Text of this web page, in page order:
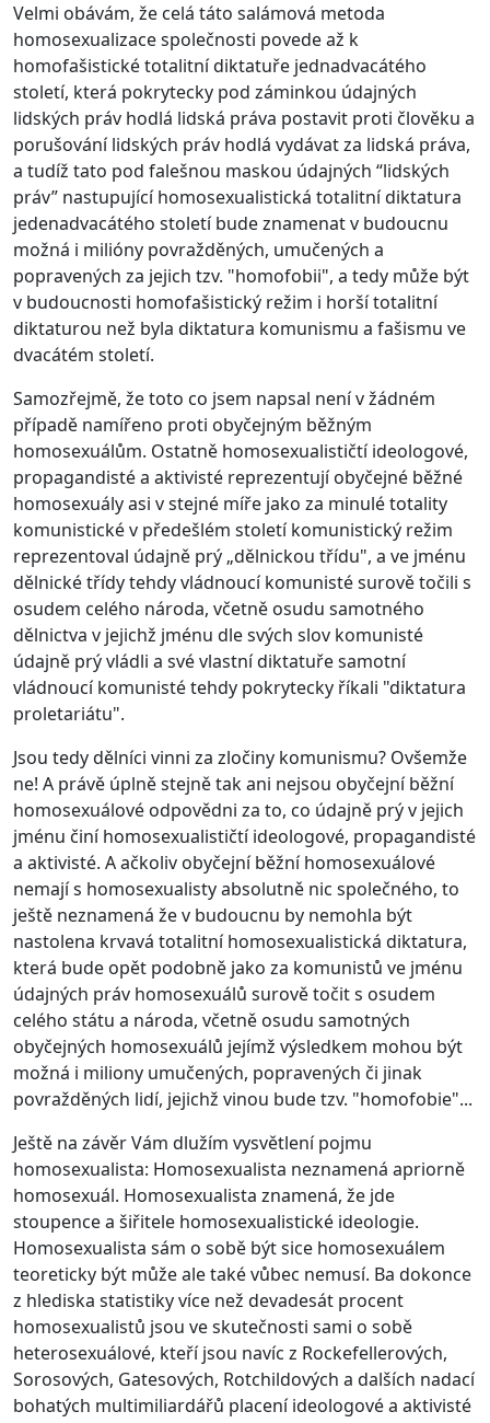
Velmi obávám, že celá táto salámová metoda
homosexualizace společnosti povede až k
homofašistické totalitní diktatuře jednadvacátého
století, která pokrytecky pod záminkou údajných
lidských práv hodlá lidská práva postavit proti člověku a
porušování lidských práv hodlá vydávat za lidská práva,
a tudíž tato pod falešnou maskou údajných “lidských
práv” nastupující homosexualistická totalitní diktatura
jedenadvacátého století bude znamenat v budoucnu
možná i milióny povražděných, umučených a
popravených za jejich tzv. "homofobii", a tedy může být
v budoucnosti homofašistický režim i horší totalitní
diktaturou než byla diktatura komunismu a fašismu ve
dvacátém století.
Samozřejmě, že toto co jsem napsal není v žádném
případě namířeno proti obyčejným běžným
homosexuálům. Ostatně homosexualističtí ideologové,
propagandisté a aktivisté reprezentují obyčejné běžné
homosexuály asi v stejné míře jako za minulé totality
komunistické v předešlém století komunistický režim
reprezentoval údajně prý „dělnickou třídu", a ve jménu
dělnické třídy tehdy vládnoucí komunisté surově točili s
osudem celého národa, včetně osudu samotného
dělnictva v jejichž jménu dle svých slov komunisté
údajně prý vládli a své vlastní diktatuře samotní
vládnoucí komunisté tehdy pokrytecky říkali "diktatura
proletariátu".
Jsou tedy dělníci vinni za zločiny komunismu? Ovšemže
ne! A právě úplně stejně tak ani nejsou obyčejní běžní
homosexuálové odpovědni za to, co údajně prý v jejich
jménu činí homosexualističtí ideologové, propagandisté
a aktivisté. A ačkoliv obyčejní běžní homosexuálové
nemají s homosexualisty absolutně nic společného, to
ještě neznamená že v budoucnu by nemohla být
nastolena krvavá totalitní homosexualistická diktatura,
která bude opět podobně jako za komunistů ve jménu
údajných práv homosexuálů surově točit s osudem
celého státu a národa, včetně osudu samotných
obyčejných homosexuálů jejímž výsledkem mohou být
možná i miliony umučených, popravených či jinak
povražděných lidí, jejichž vinou bude tzv. "homofobie"...
Ještě na závěr Vám dlužím vysvětlení pojmu
homosexualista: Homosexualista neznamená apriorně
homosexuál. Homosexualista znamená, že jde
stoupence a šiřitele homosexualistické ideologie.
Homosexualista sám o sobě být sice homosexuálem
teoreticky být může ale také vůbec nemusí. Ba dokonce
z hlediska statistiky více než devadesát procent
homosexualistů jsou ve skutečnosti sami o sobě
heterosexuálové, kteří jsou navíc z Rockefellerových,
Sorosových, Gatesových, Rotchildových a dalších nadací
bohatých multimiliardářů placení ideologové a aktivisté